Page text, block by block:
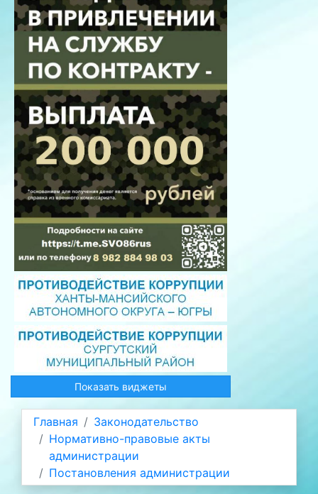
Показать виджеты
Главная
Законодательство
Нормативно-правовые акты
администрации
Постановления администрации